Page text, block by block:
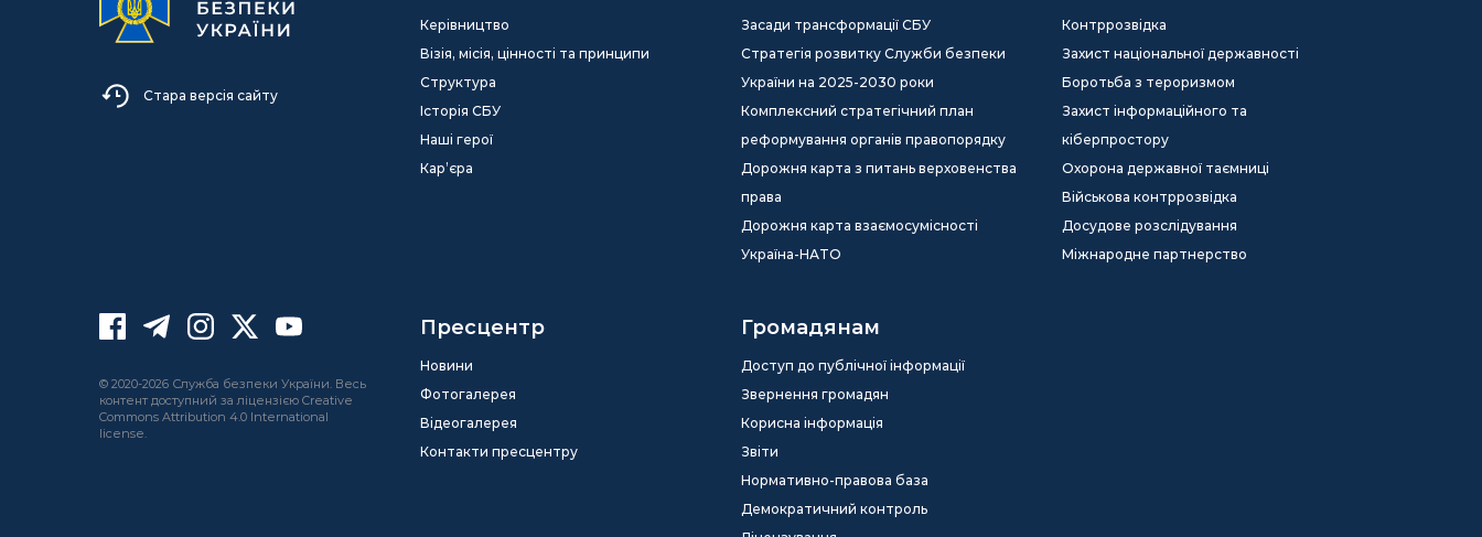
Стара версія сайту
Керівництво
Візія, місія, цінності та принципи
Структура
Історія СБУ
Наші герої
Кар’єра
Засади трансформації СБУ
Стратегія розвитку Служби безпеки
України на 2025-2030 роки
Комплексний стратегічний план
реформування органів правопорядку
Дорожня карта з питань верховенства
права
Дорожня карта взаємосумісності
Україна-НАТО
Контррозвідка
Захист національної державності
Боротьба з тероризмом
Захист інформаційного та
кіберпростору
Охорона державної таємниці
Військова контррозвідка
Досудове розслідування
Міжнародне партнерство
Пресцентр
Новини
Фотогалерея
Відеогалерея
Контакти пресцентру
Громадянам
Доступ до публічної інформації
Звернення громадян
Корисна інформація
Звіти
Нормативно-правова база
Демократичний контроль
© 2020-2026 Служба безпеки України. Весь
контент доступний за ліцензією Creative
Commons Attribution 4.0 International
license.